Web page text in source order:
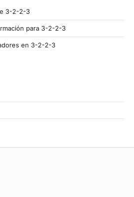
3-2-2-3
para 3-2-2-3
en 3-2-2-3